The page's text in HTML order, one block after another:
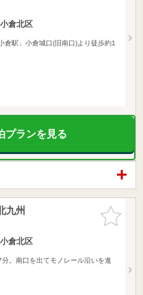
倉北区
駅」小倉城口(旧南口)より徒歩約1
プランを見る
お気に入
りに追加
九州
倉北区
分。南口を出てモノレール沿いを進